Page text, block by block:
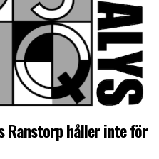
Ranstorp håller inte för